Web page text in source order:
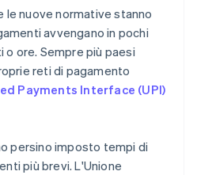
le nuove normative stanno
avvengano in pochi
o ore. Sempre più paesi
reti di pagamento
Payments Interface (UPI)
persino imposto tempi di
più brevi. L'Unione